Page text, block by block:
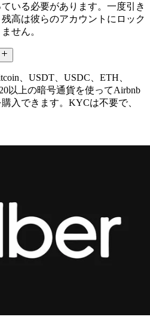
いる必要があります。一度引き
高は彼らのアカウントにロック
せん。
、USDT、USDC、ETH、
以上の暗号通貨を使ってAirbnb
入できます。KYCは不要で、